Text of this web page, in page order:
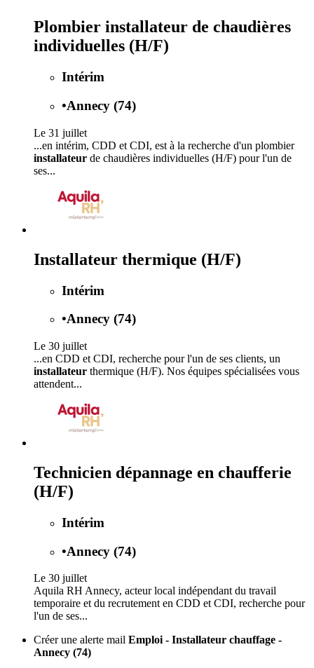
Plombier installateur de chaudières
individuelles (H/F)
Intérim
•Annecy (74)
Le 31 juillet
...en intérim, CDD et CDI, est à la recherche d'un plombier
installateur de chaudières individuelles (H/F) pour l'un de
ses...
Installateur thermique (H/F)
Intérim
•Annecy (74)
Le 30 juillet
...en CDD et CDI, recherche pour l'un de ses clients, un
installateur thermique (H/F). Nos équipes spécialisées vous
attendent...
Technicien dépannage en chaufferie
(H/F)
Intérim
•Annecy (74)
Le 30 juillet
Aquila RH Annecy, acteur local indépendant du travail
temporaire et du recrutement en CDD et CDI, recherche pour
l'un de ses...
Créer une alerte mail Emploi - Installateur chauffage -
Annecy (74)